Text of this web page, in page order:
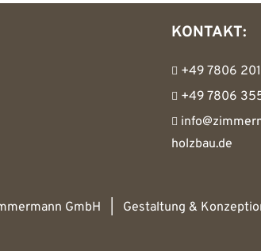
KONTAKT:
+49 7806 201
+49 7806
holzbau.de
GmbH | Gestaltung &